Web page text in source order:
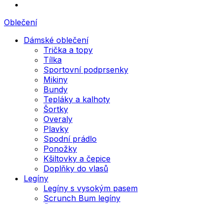
Oblečení
Dámské oblečení
Trička a topy
Tílka
Sportovní podprsenky
Mikiny
Bundy
Tepláky a kalhoty
Šortky
Overaly
Plavky
Spodní prádlo
Ponožky
Kšiltovky a čepice
Doplňky do vlasů
Legíny
Legíny s vysokým pasem
Scrunch Bum legíny